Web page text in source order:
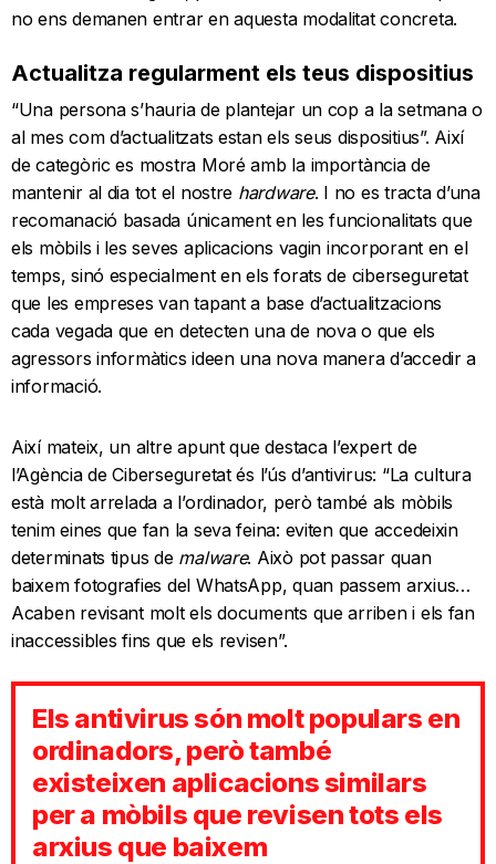
no ens demanen entrar en aquesta modalitat concreta.
Actualitza regularment els teus dispositius
“Una persona s’hauria de plantejar un cop a la setmana o
al mes com d’actualitzats estan els seus dispositius”. Així
de categòric es mostra Moré amb la importància de
mantenir al dia tot el nostre hardware. I no es tracta d’una
recomanació basada únicament en les funcionalitats que
els mòbils i les seves aplicacions vagin incorporant en el
temps, sinó especialment en els forats de ciberseguretat
que les empreses van tapant a base d’actualitzacions
cada vegada que en detecten una de nova o que els
agressors informàtics ideen una nova manera d’accedir a
informació.
Així mateix, un altre apunt que destaca l’expert de
l’Agència de Ciberseguretat és l’ús d’antivirus: “La cultura
està molt arrelada a l’ordinador, però també als mòbils
tenim eines que fan la seva feina: eviten que accedeixin
determinats tipus de malware. Això pot passar quan
baixem fotografies del WhatsApp, quan passem arxius…
Acaben revisant molt els documents que arriben i els fan
inaccessibles fins que els revisen”.
Els antivirus són molt populars en
ordinadors, però també
existeixen aplicacions similars
per a mòbils que revisen tots els
arxius que baixem